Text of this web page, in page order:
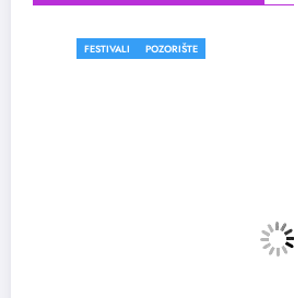
FESTIVALI POZORIŠTE